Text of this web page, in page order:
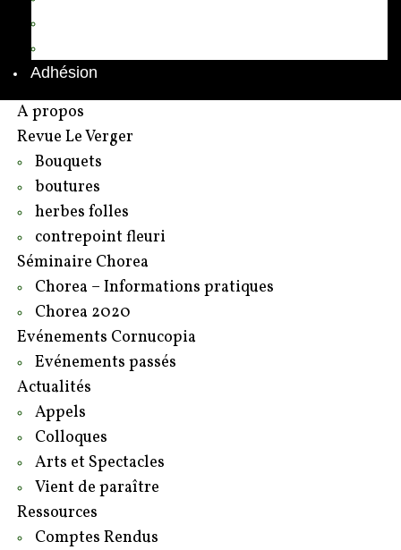
Adhésion
A propos
Revue Le Verger
Bouquets
boutures
herbes folles
contrepoint fleuri
Séminaire Chorea
Chorea – Informations pratiques
Chorea 2020
Evénements Cornucopia
Evénements passés
Actualités
Appels
Colloques
Arts et Spectacles
Vient de paraître
Ressources
Comptes Rendus